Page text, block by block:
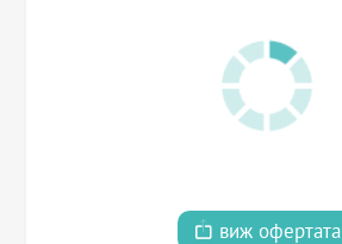
виж офертата